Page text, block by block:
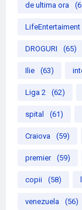
de ultima ora
LifeEntertaiment
DROGURI (65)
Ilie (63)
Liga 2 (62)
spital (61)
Craiova (59)
premier (59)
copii (58)
venezuela (56)